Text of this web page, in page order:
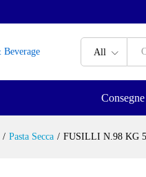
All
Consegne
/ Pasta Secca / FUSILLI N.98 KG